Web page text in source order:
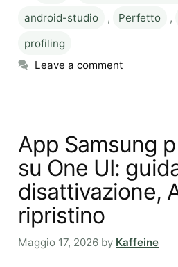
android-studio
, Perfetto ,
profiling
Leave a comment
App Samsung
su One UI:
disattivazione,
ripristino
Maggio 17, 2026 by Kaffeine